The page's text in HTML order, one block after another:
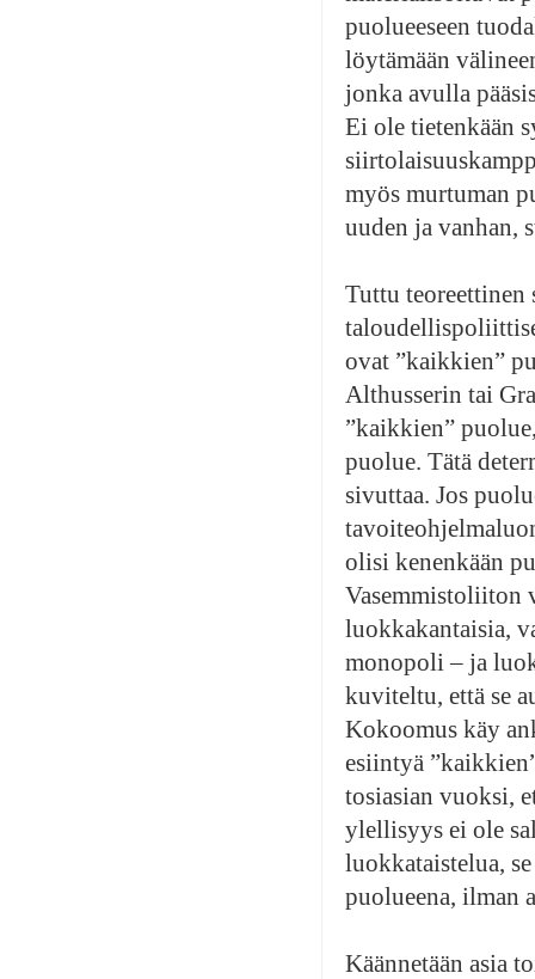
puolueeseen
löytämään
jonka avulla
Ei ole tietenkään
myös murtuman
uuden ja vanhan,
Tuttu teoreettinen
ovat ”kaikkien”
Althusserin tai
”kaikkien”
puolue. Tätä
sivuttaa. Jos
olisi kenenkään
Vasemmistoliiton
luokkakantaisia,
monopoli – ja
kuviteltu, että se
Kokoomus käy
esiintyä
tosiasian vuoksi,
ylellisyys ei ole
luokkataistelua,
puolueena, ilman
Käännetään asia